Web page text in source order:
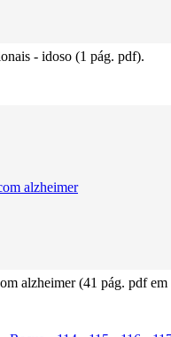
- idoso (1 pág. pdf).
alzheimer
alzheimer (41 pág. pdf em